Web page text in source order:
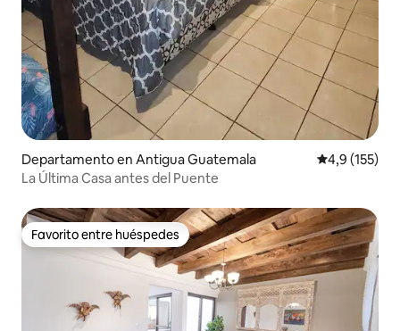
Departamento en Antigua Guatemala Calificación
4,9 (155)
La Última Casa antes del Puente
Favorito entre huéspedes
Favorito entre huéspedes